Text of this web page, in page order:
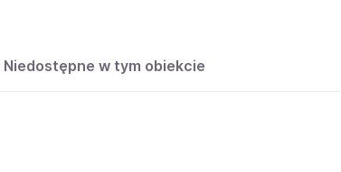
Niedostępne w tym obiekcie